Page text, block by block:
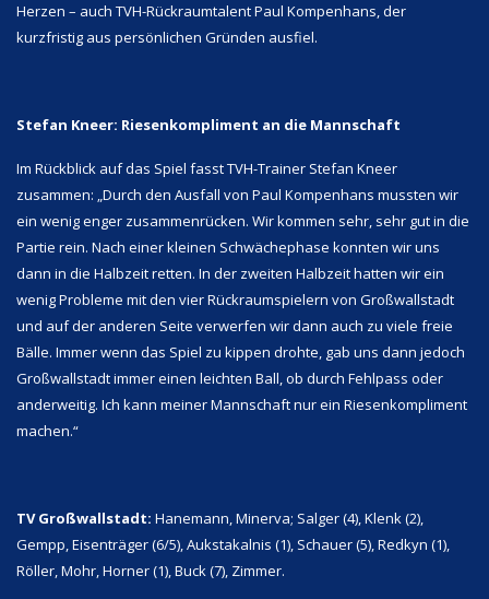
Herzen – auch TVH-Rückraumtalent Paul Kompenhans, der
kurzfristig aus persönlichen Gründen ausfiel.
Stefan Kneer: Riesenkompliment an die Mannschaft
Im Rückblick auf das Spiel fasst TVH-Trainer Stefan Kneer
zusammen: „Durch den Ausfall von Paul Kompenhans mussten wir
ein wenig enger zusammenrücken. Wir kommen sehr, sehr gut in die
Partie rein. Nach einer kleinen Schwächephase konnten wir uns
dann in die Halbzeit retten. In der zweiten Halbzeit hatten wir ein
wenig Probleme mit den vier Rückraumspielern von Großwallstadt
und auf der anderen Seite verwerfen wir dann auch zu viele freie
Bälle. Immer wenn das Spiel zu kippen drohte, gab uns dann jedoch
Großwallstadt immer einen leichten Ball, ob durch Fehlpass oder
anderweitig. Ich kann meiner Mannschaft nur ein Riesenkompliment
machen.“
TV Großwallstadt: Hanemann, Minerva; Salger (4), Klenk (2),
Gempp, Eisenträger (6/5), Aukstakalnis (1), Schauer (5), Redkyn (1),
Röller, Mohr, Horner (1), Buck (7), Zimmer.